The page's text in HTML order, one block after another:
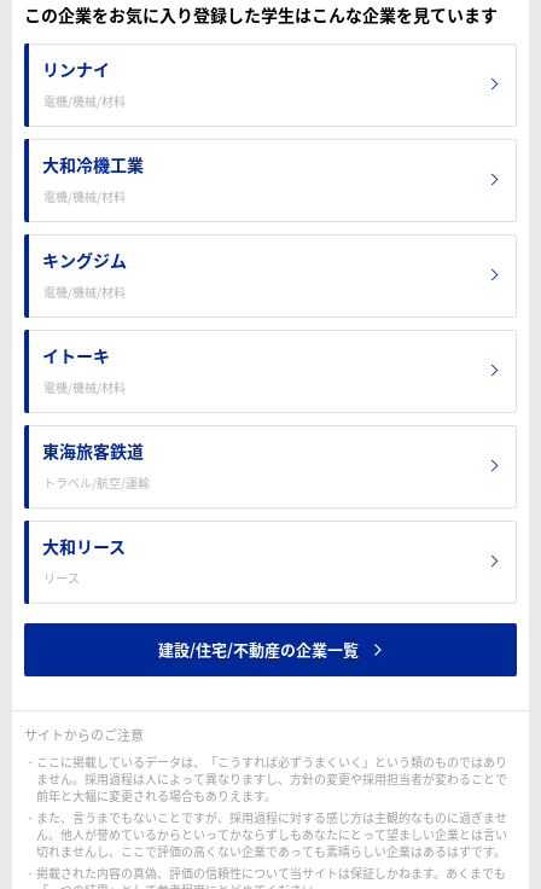
この企業をお気に入り登録した学生はこんな企業を見ています
リンナイ
電機/機械/材料
大和冷機工業
電機/機械/材料
キングジム
電機/機械/材料
イトーキ
電機/機械/材料
東海旅客鉄道
トラベル/航空/運輸
大和リース
リース
建設/住宅/不動産の企業一覧
サイトからのご注意
ここに掲載しているデータは、「こうすれば必ずうまくいく」という類のものではあり
ません。採用過程は人によって異なりますし、方針の変更や採用担当者が変わることで
前年と大幅に変更される場合もありえます。
また、言うまでもないことですが、採用過程に対する感じ方は主観的なものに過ぎませ
ん。他人が誉めているからといってかならずしもあなたにとって望ましい企業とは言い
切れませんし、ここで評価の高くない企業であっても素晴らしい企業はあるはずです。
掲載された内容の真偽、評価の信頼性について当サイトは保証しかねます。あくまでも